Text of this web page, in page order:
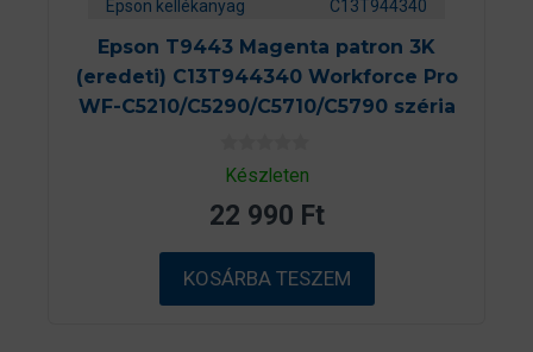
Epson kellékanyag C13T944340
Epson T9443 Magenta patron 3K
(eredeti) C13T944340 Workforce Pro
WF-C5210/C5290/C5710/C5790 széria
0
a
5
b
ő
l
Készleten
22 990 Ft
KOSÁRBA TESZEM